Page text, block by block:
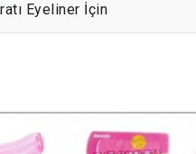
Eyeliner İçin